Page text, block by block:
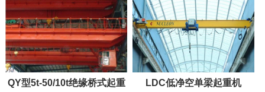
QY型5t-50/10t绝缘桥式起重 LDC低净空单梁起重机